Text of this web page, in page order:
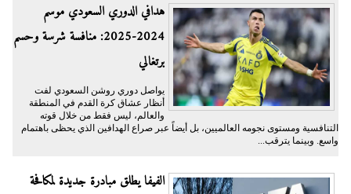
هدافي الدوري السعودي موسم
2024-2025: منافسة شرسة وحسم
برتغالي
يواصل دوري روشن السعودي لفت
أنظار عشاق كرة القدم في المنطقة
والعالم، ليس فقط من خلال قوته
التنافسية ومستوى نجومه العالميين، بل أيضاً عبر صراع الهدافين الذي يحظى باهتمام
واسع. وبينما يترقب...
الفيفا يطلق مبادرة جديدة لمكافحة